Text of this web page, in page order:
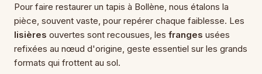
Pour faire restaurer un tapis à Bollène, nous étalons la
pièce, souvent vaste, pour repérer chaque faiblesse. Les
lisières ouvertes sont recousues, les franges usées
refixées au nœud d'origine, geste essentiel sur les grands
formats qui frottent au sol.